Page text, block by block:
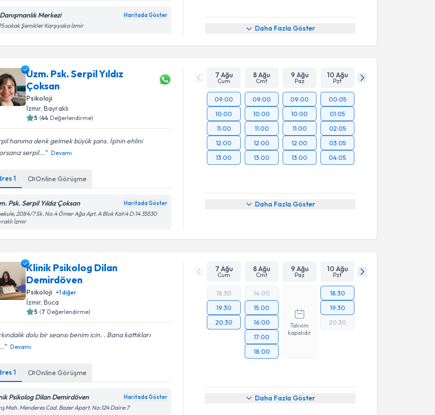
Merkezi Haritada Göster
sokak Şemikler Karşıyaka İzmir Daha Fazla Göster
Uzm. Psk. Serpil Yıldız
Çoksan
Psikoloji
İzmir, Bayraklı
5 (44 Değerlendirme)
hanıma denk gelmek büyük şans. İşinin ehlini
serpil...
Devamı
1 Online Görüşme
Psk. Serpil Yıldız Çoksan Haritada Göster
2084/7 Sk. No.4 Ömer Ağa Apt. A Blok Kat:4 D:14 35530
İzmir
7 Ağu
Cum
8 Ağu
Cmt
9 Ağu
Paz
10 Ağu
Pzt
09:00
10:00
11:00
12:00
13:00
09:00
10:00
11:00
12:00
13:00
09:00
10:00
11:00
12:00
13:00
00:05
01:05
02:05
03:05
04:05
Daha Fazla Göster
Klinik Psikolog Dilan
Demirdöven
Psikoloji +1diğer
İzmir, Buca
5 (7 Değerlendirme)
dolu bir seansı benim icin. . Bana kattıkları
Devamı
1 Online Görüşme
Psikolog Dilan Demirdöven Haritada Göster
Mah. Menderes Cad. Bazer Apart. No:124 Daire:7
7 Ağu
Cum
8 Ağu
Cmt
9 Ağu
Paz
10 Ağu
Pzt
18:30
19:30
20:30
14:00
15:00
16:00
17:00
18:00
Takvim
kapalıdır
18:30
19:30
20:30
Daha Fazla Göster